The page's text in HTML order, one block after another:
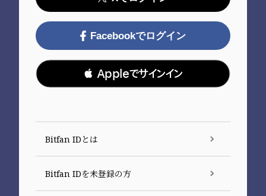
Facebookでログイン
 Appleでサインイン
Bitfan IDとは
Bitfan IDを未登録の方